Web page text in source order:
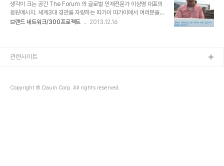
대중 스피치대회국제영어 말하기대회···-외교통상부 주관 세계 한상네
트워크 (YBLN) 정회원 -대통령 직속 헌법자문회의 대통령 자문위원
-영국문화원/싱가폴 국립-사립대학/유럽-북미 명문대학 공인 에이전
가 이상명
생각이 크는 공간 The Forum 의 글로벌 인재전문가 이상명 대표의
응원메시지. 세계3대 경관을 자랑하는 따가이 따가이에서 여러분을
응원합니다. 미래가 원하는 인재상은 바로 여러분 안에 있습니다.
브랜드 네트워크/300프로젝트 2013.12.16
Copyright © Daum Corp. All rights reserved.
관련사이트